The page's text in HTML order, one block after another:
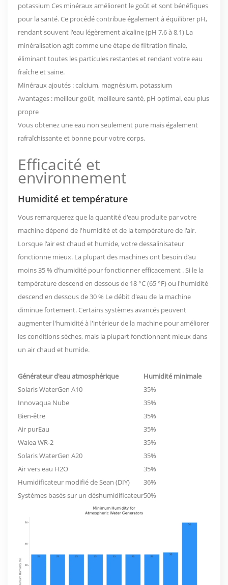
potassium Ces minéraux améliorent le goût et sont bénéfiques
pour la santé. Ce procédé contribue également à équilibrer pH,
rendant souvent l'eau légèrement alcaline (pH 7,6 à 8,1) La
minéralisation agit comme une étape de filtration finale,
éliminant toutes les particules restantes et rendant votre eau
fraîche et saine.
Minéraux ajoutés : calcium, magnésium, potassium
Avantages : meilleur goût, meilleure santé, pH optimal, eau plus
propre
Vous obtenez une eau non seulement pure mais également
rafraîchissante et bonne pour votre corps.
Efficacité et
environnement
Humidité et température
Vous remarquerez que la quantité d'eau produite par votre
machine dépend de l'humidité et de la température de l'air.
Lorsque l'air est chaud et humide, votre dessalinisateur
fonctionne mieux. La plupart des machines ont besoin d’au
moins 35 % d’humidité pour fonctionner efficacement . Si le la
température descend en dessous de 18 °C (65 °F) ou l'humidité
descend en dessous de 30 % Le débit d'eau de la machine
diminue fortement. Certains systèmes avancés peuvent
augmenter l'humidité à l'intérieur de la machine pour améliorer
les conditions sèches, mais la plupart fonctionnent mieux dans
un air chaud et humide.
Générateur d'eau atmosphérique
Humidité minimale
Solaris WaterGen A10
35%
Innovaqua Nube
35%
Bien-être
35%
Air purEau
35%
Waiea WR-2
35%
Solaris WaterGen A20
35%
Air vers eau H2O
35%
Humidificateur modifié de Sean (DIY)
36%
Systèmes basés sur un déshumidificateur50%